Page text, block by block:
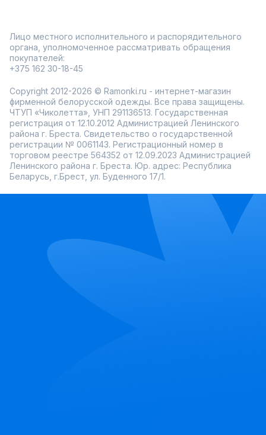
Лицо местного исполнительного и распорядительного
органа, уполномоченное рассматривать обращения
покупателей:
+375 162 30-18-45
Copyright 2012-2026 © Ramonki.ru - интернет-магазин
фирменной белорусской одежды. Все права защищены.
ЧТУП «Чиколетта», УНП 291136513. Государственная
регистрация от 12.10.2012 Администрацией Ленинского
района г. Бреста. Свидетельство о государственной
регистрации № 0061143. Регистрационный номер в
торговом реестре 564352 от 12.09.2023 Администрацией
Ленинского района г. Бреста. Юр. адрес: Республика
Беларусь, г.Брест, ул. Буденного 17/1.